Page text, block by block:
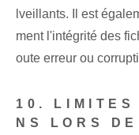
lveillants. Il est
ment l'intégrité des
oute erreur ou
10. LIMITES
NS LORS